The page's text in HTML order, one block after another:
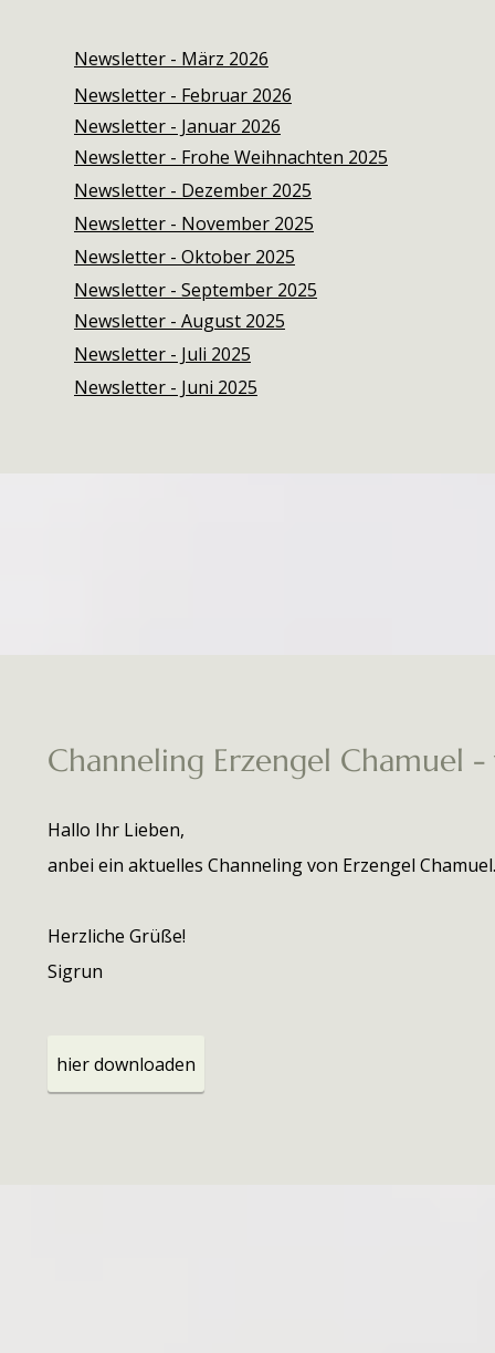
Newsletter - März 2026
Newsletter - Februar 2026
Newsletter - Januar 2026
Newsletter - Frohe Weihnachten 2025
Newsletter - Dezember 2025
Newsletter - November 2025
Newsletter - Oktober 2025
Newsletter - September 2025
Newsletter - August 2025
Newsletter - Juli 2025
Newsletter - Juni 2025
Channeling Erzengel Chamuel
Hallo Ihr Lieben,
anbei ein aktuelles Channeling von Erzengel Chamuel.
Herzliche Grüße!
Sigrun
hier downloaden